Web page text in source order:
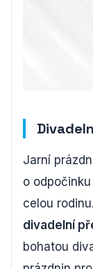
Jarní
o
celou
divadelní
bohatou